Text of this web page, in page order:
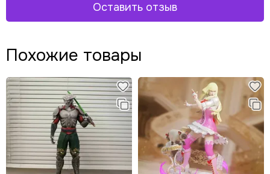
Оставить отзыв
Похожие товары